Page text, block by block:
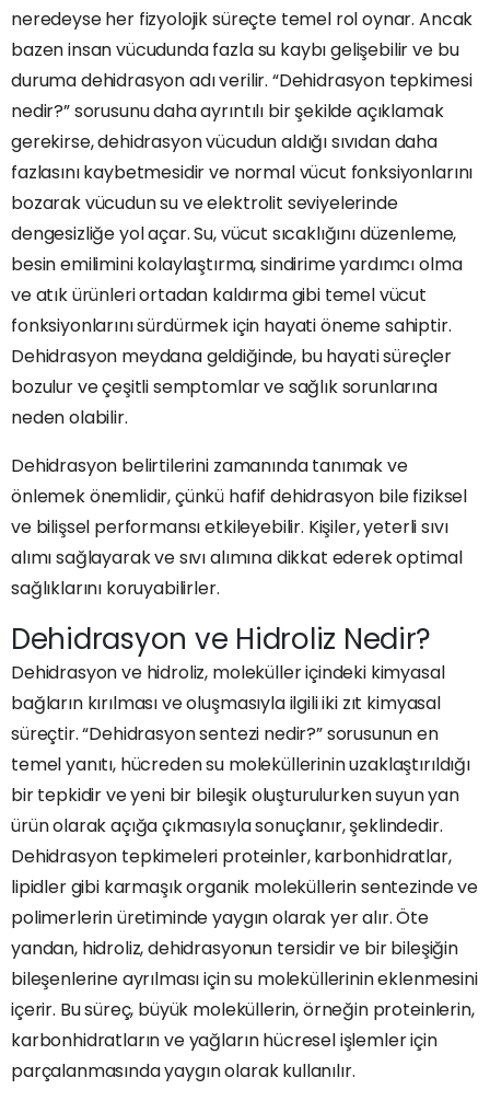
neredeyse her fizyolojik süreçte temel rol oynar. Ancak
bazen insan vücudunda fazla su kaybı gelişebilir ve bu
duruma dehidrasyon adı verilir. “Dehidrasyon tepkimesi
nedir?” sorusunu daha ayrıntılı bir şekilde açıklamak
gerekirse, dehidrasyon vücudun aldığı sıvıdan daha
fazlasını kaybetmesidir ve normal vücut fonksiyonlarını
bozarak vücudun su ve elektrolit seviyelerinde
dengesizliğe yol açar. Su, vücut sıcaklığını düzenleme,
besin emilimini kolaylaştırma, sindirime yardımcı olma
ve atık ürünleri ortadan kaldırma gibi temel vücut
fonksiyonlarını sürdürmek için hayati öneme sahiptir.
Dehidrasyon meydana geldiğinde, bu hayati süreçler
bozulur ve çeşitli semptomlar ve sağlık sorunlarına
neden olabilir.
Dehidrasyon belirtilerini zamanında tanımak ve
önlemek önemlidir, çünkü hafif dehidrasyon bile fiziksel
ve bilişsel performansı etkileyebilir. Kişiler, yeterli sıvı
alımı sağlayarak ve sıvı alımına dikkat ederek optimal
sağlıklarını koruyabilirler.
Dehidrasyon ve Hidroliz Nedir?
Dehidrasyon ve hidroliz, moleküller içindeki kimyasal
bağların kırılması ve oluşmasıyla ilgili iki zıt kimyasal
süreçtir. “Dehidrasyon sentezi nedir?” sorusunun en
temel yanıtı, hücreden su moleküllerinin uzaklaştırıldığı
bir tepkidir ve yeni bir bileşik oluşturulurken suyun yan
ürün olarak açığa çıkmasıyla sonuçlanır, şeklindedir.
Dehidrasyon tepkimeleri proteinler, karbonhidratlar,
lipidler gibi karmaşık organik moleküllerin sentezinde ve
polimerlerin üretiminde yaygın olarak yer alır. Öte
yandan, hidroliz, dehidrasyonun tersidir ve bir bileşiğin
bileşenlerine ayrılması için su moleküllerinin eklenmesini
içerir. Bu süreç, büyük moleküllerin, örneğin proteinlerin,
karbonhidratların ve yağların hücresel işlemler için
parçalanmasında yaygın olarak kullanılır.